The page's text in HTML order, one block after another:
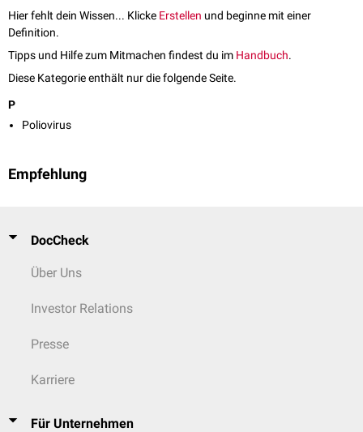
Hier fehlt dein Wissen... Klicke Erstellen und beginne mit einer
Definition.
Tipps und Hilfe zum Mitmachen findest du im Handbuch.
Diese Kategorie enthält nur die folgende Seite.
P
Poliovirus
Empfehlung
DocCheck
Über Uns
Investor Relations
Presse
Karriere
Für Unternehmen